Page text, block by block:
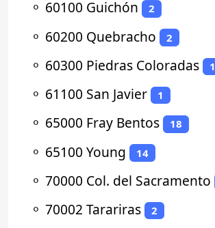
⚬ 60100 Guichón 2
⚬ 60200 Quebracho 2
⚬ 60300 Piedras Coloradas 1
⚬ 61100 San Javier 1
⚬ 65000 Fray Bentos 18
⚬ 65100 Young 14
⚬ 70000 Col. del Sacramento
⚬ 70002 Tarariras 2